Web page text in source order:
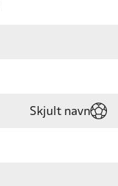
Skjult navn